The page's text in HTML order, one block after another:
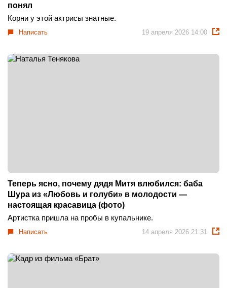
понял
Корни у этой актрисы знатные.
Написать 19 апреля 2026 14:00
Теперь ясно, почему дядя Митя влюбился: баба
Шура из «Любовь и голуби» в молодости —
настоящая красавица (фото)
Артистка пришла на пробы в купальнике.
Написать 14 апреля 2026 21:31